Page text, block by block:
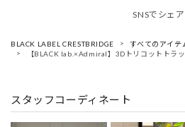
SNSでシェア
BLACK LABEL CRESTBRIDGE すべてのアイテ
【BLACK lab.×Admiral】3Dトリコットトラ
スタッフコーディネート